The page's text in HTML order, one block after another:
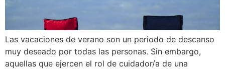
Las vacaciones de verano son un periodo de descanso
muy deseado por todas las personas. Sin embargo,
aquellas que ejercen el rol de cuidador/a de una